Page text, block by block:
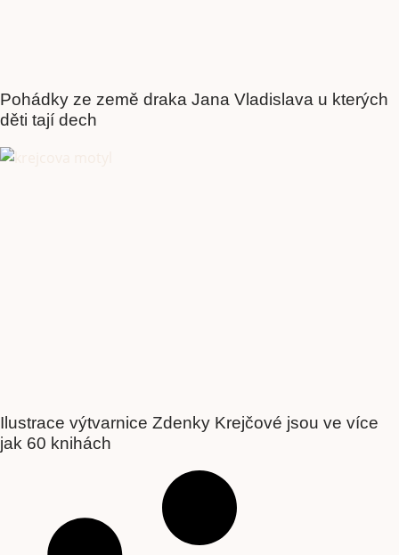
Pohádky ze země draka Jana Vladislava u kterých
děti tají dech
Ilustrace výtvarnice Zdenky Krejčové jsou ve více
jak 60 knihách